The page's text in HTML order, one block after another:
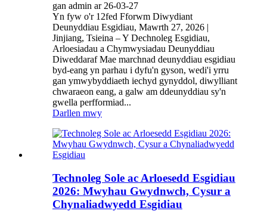
gan admin ar 26-03-27
Yn fyw o'r 12fed Fforwm Diwydiant
Deunyddiau Esgidiau, Mawrth 27, 2026 |
Jinjiang, Tsieina – Y Dechnoleg Esgidiau,
Arloesiadau a Chymwysiadau Deunyddiau
Diweddaraf Mae marchnad deunyddiau esgidiau
byd-eang yn parhau i dyfu'n gyson, wedi'i yrru
gan ymwybyddiaeth iechyd gynyddol, diwylliant
chwaraeon eang, a galw am ddeunyddiau sy'n
gwella perfformiad...
Darllen mwy
Technoleg Sole ac Arloesedd Esgidiau
2026: Mwyhau Gwydnwch, Cysur a
Chynaliadwyedd Esgidiau